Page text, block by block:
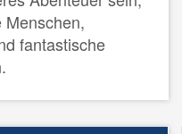
fantastische